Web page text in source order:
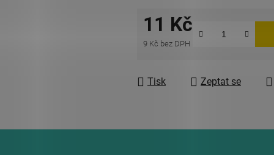
11 Kč
9 Kč bez DPH
Tisk
Zeptat se